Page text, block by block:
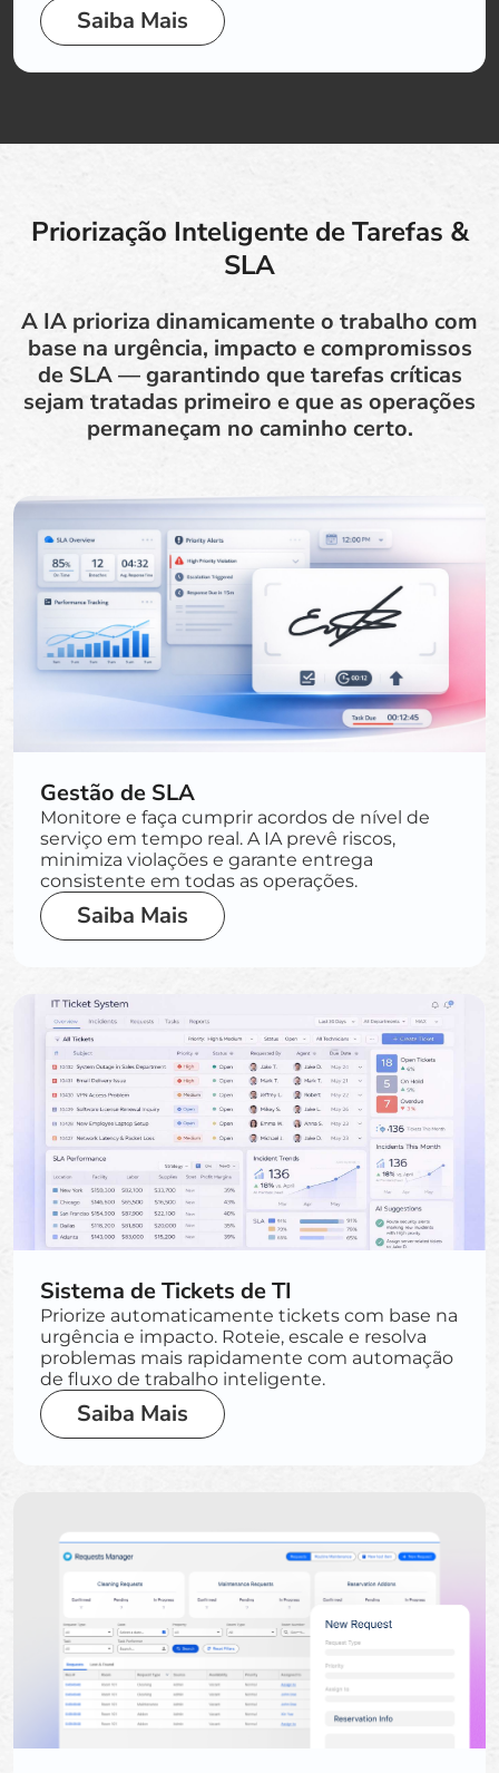
Saiba Mais
Priorização Inteligente de Tarefas &
SLA
A IA prioriza dinamicamente o trabalho com
base na urgência, impacto e compromissos
de SLA — garantindo que tarefas críticas
sejam tratadas primeiro e que as operações
permaneçam no caminho certo.
Gestão de SLA
Monitore e faça cumprir acordos de nível de
serviço em tempo real. A IA prevê riscos,
minimiza violações e garante entrega
consistente em todas as operações.
Saiba Mais
Sistema de Tickets de TI
Priorize automaticamente tickets com base na
urgência e impacto. Roteie, escale e resolva
problemas mais rapidamente com automação
de fluxo de trabalho inteligente.
Saiba Mais